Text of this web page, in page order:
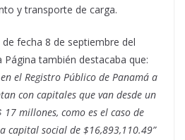
y transporte de carga.
fecha 8 de septiembre del
también destacaba que:
el Registro Público de Panamá a
con capitales que van desde un
millones, como es el caso de
capital social de $16,893,110.49”